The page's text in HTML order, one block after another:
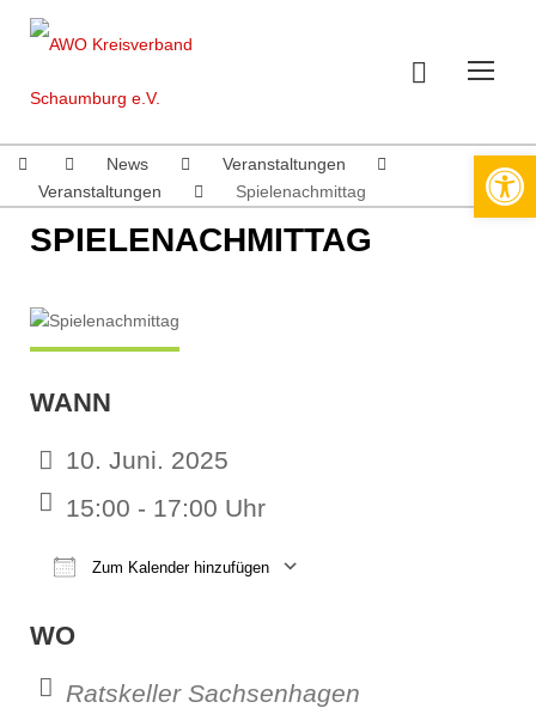
News
Veranstaltungen
Veranstaltungen
Spielenachmittag
SPIELENACHMITTAG
WANN
10. Juni. 2025
15:00 - 17:00 Uhr
Zum Kalender hinzufügen
WO
Ratskeller Sachsenhagen
Werkzeugleiste öffnen